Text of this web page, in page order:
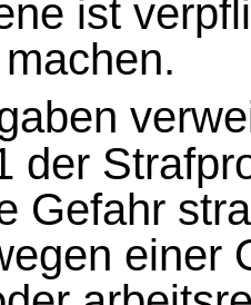
ist
der
Gefahr
einer